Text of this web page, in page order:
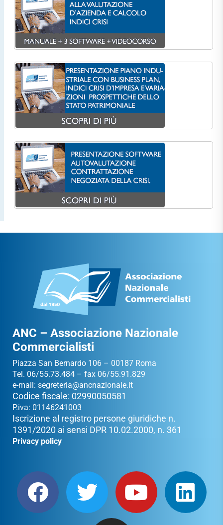
ANC – Associazione Nazionale
Commercialisti
Piazza San Bernardo 106 – 00187 Roma
Tel. 06/55.73.484 – fax 06/55.91.829
e-mail: segreteria@ancnazionale.it
Codice fiscale: 02990050581
P.iva: 01146241003
Iscrizione al registro persone giuridiche n.
1391/2020 ai sensi DPR 10.02.2000, n. 361
Privacy policy